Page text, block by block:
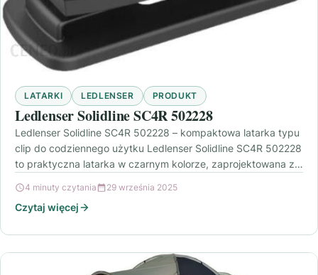
LATARKI LEDLENSER PRODUKT
Ledlenser Solidline SC4R 502228
Ledlenser Solidline SC4R 502228 – kompaktowa latarka typu
clip do codziennego użytku Ledlenser Solidline SC4R 502228
to praktyczna latarka w czarnym kolorze, zaprojektowana z…
4 minuty czytania 29 września 2025
Czytaj więcej